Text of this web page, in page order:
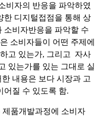
비자의 반응을 파악하였
한 디지털접점을 통해 상
소비자반응을 파악할 수
소비자들이 어떤 주제에
고 있는가, 그리고 자사
있는가를 있는 그대로 실
내용은 보다 시장과 고
어질 수 있도록 함.
품개발과정에 소비자